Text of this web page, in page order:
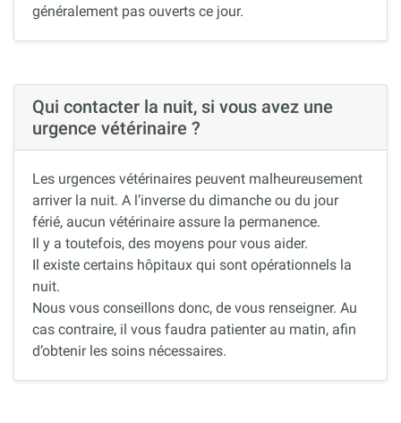
généralement pas ouverts ce jour.
Qui contacter la nuit, si vous avez une
urgence vétérinaire ?
Les urgences vétérinaires peuvent malheureusement
arriver la nuit. A l’inverse du dimanche ou du jour
férié, aucun vétérinaire assure la permanence.
Il y a toutefois, des moyens pour vous aider.
Il existe certains hôpitaux qui sont opérationnels la
nuit.
Nous vous conseillons donc, de vous renseigner. Au
cas contraire, il vous faudra patienter au matin, afin
d’obtenir les soins nécessaires.